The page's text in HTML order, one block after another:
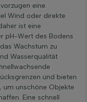
eine
Wind oder direkte
ist eine
pH-Wert des Bodens
Wachstum zu
Wasserqualität
und bieten
um unschöne Objekte
Eine schnell